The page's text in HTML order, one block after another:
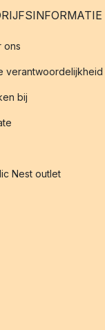
ons
verantwoordelijkheid
bij
Nest outlet